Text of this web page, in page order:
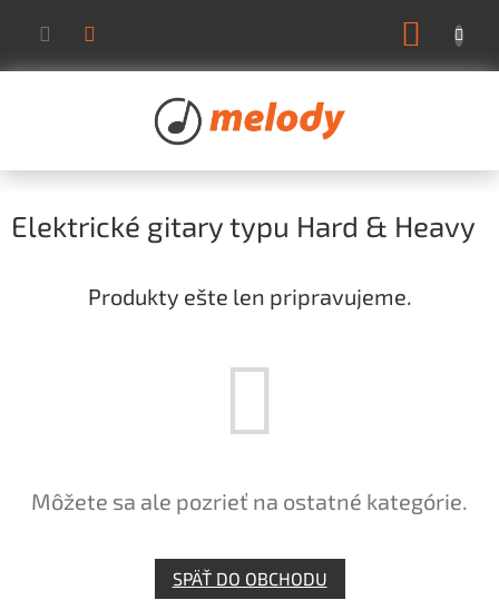
obsah
Elektrické gitary typu Hard & Heavy
Produkty ešte len pripravujeme.
Môžete sa ale pozrieť na ostatné kategórie.
SPÄŤ DO OBCHODU